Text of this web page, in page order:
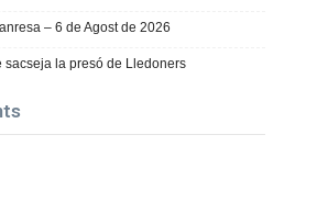
– 6 de Agost de 2026
sacseja la presó de Lledoners